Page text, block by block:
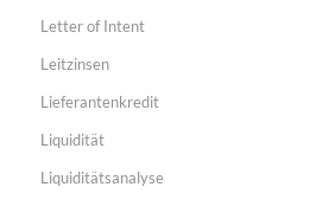
Letter of Intent
Leitzinsen
Lieferantenkredit
Liquidität
Liquiditätsanalyse